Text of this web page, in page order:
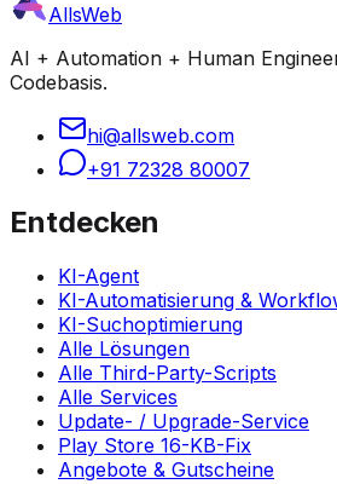
AllsWeb
AI + Automation + Human
Codebasis.
hi@allsweb.com
+91 72328 80007
Entdecken
KI-Agent
KI-Automatisierung &
KI-Suchoptimierung
Alle Lösungen
Alle Third-Party-Scripts
Alle Services
Update- / Upgrade-Service
Play Store 16-KB-Fix
Angebote & Gutscheine